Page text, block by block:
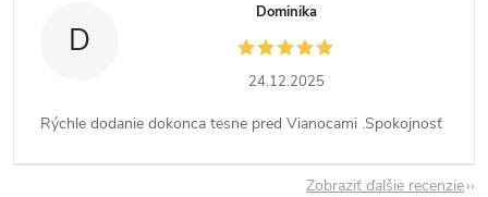
D
Dominika
24.12.2025
Rýchle dodanie dokonca tesne pred Vianocami .Spokojnosť
Zobraziť ďalšie recenzie